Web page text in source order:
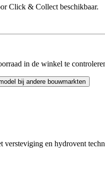
Click & Collect beschikbaar.
in de winkel te
bij andere bouwmarkten
versteviging en hydrovent